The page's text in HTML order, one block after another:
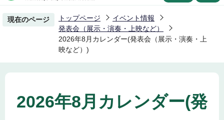
現在のページ トップページ
イベント情報
発表会（展示・演奏・上映など）
2026年8月カレンダー(発表会（展示・演奏・上
映など）)
2026年8月カレンダー(発